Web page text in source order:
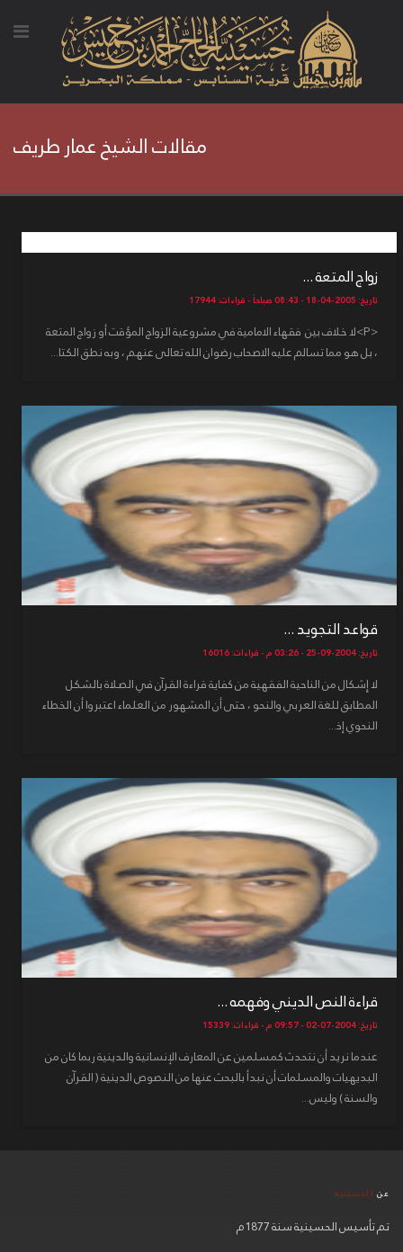
مقالات الشيخ عمار طريف
زواج المتعة ...
تاريخ: 2005-04-18 - 08:43 صباحاً - قراءات: 17944
<P>لا خلاف بين فقهاء الامامية في مشروعية الزواج المؤقت أو زواج المتعة
، بل هو مما تسالم عليه الاصحاب رضوان الله تعالى عنهم ، وبه نطق الكتا...
قواعد التجويد ...
تاريخ: 2004-09-25 - 03:26 م - قراءات: 16016
لا إِشكال من الناحية الفقهية من كفاية قراءة القرآن في الصلاة بالشكل
المطابق للغة العربي والنحو ، حتى أن المشهور من العلماء اعتبروا أن الخطاء
النحوي إذ...
قراءة النص الديني وفهمه ...
تاريخ: 2004-07-02 - 09:57 م - قراءات: 15339
عندما نريد أن نتحدث كمسلمين عن المعارف الإنسانية والدينية ربما كان من
البديهيات والمسلمات أن نبدأ بالبحث عنها من النصوص الدينية ( القرآن
والسنة ) وليس...
عن الحسينية
تم تأسيس الحسينية سنة 1877م